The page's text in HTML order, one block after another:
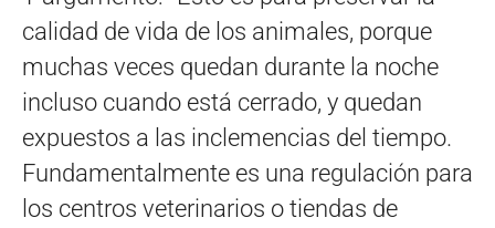
calidad de vida de los animales, porque
muchas veces quedan durante la noche
incluso cuando está cerrado, y quedan
expuestos a las inclemencias del tiempo.
Fundamentalmente es una regulación para
los centros veterinarios o tiendas de